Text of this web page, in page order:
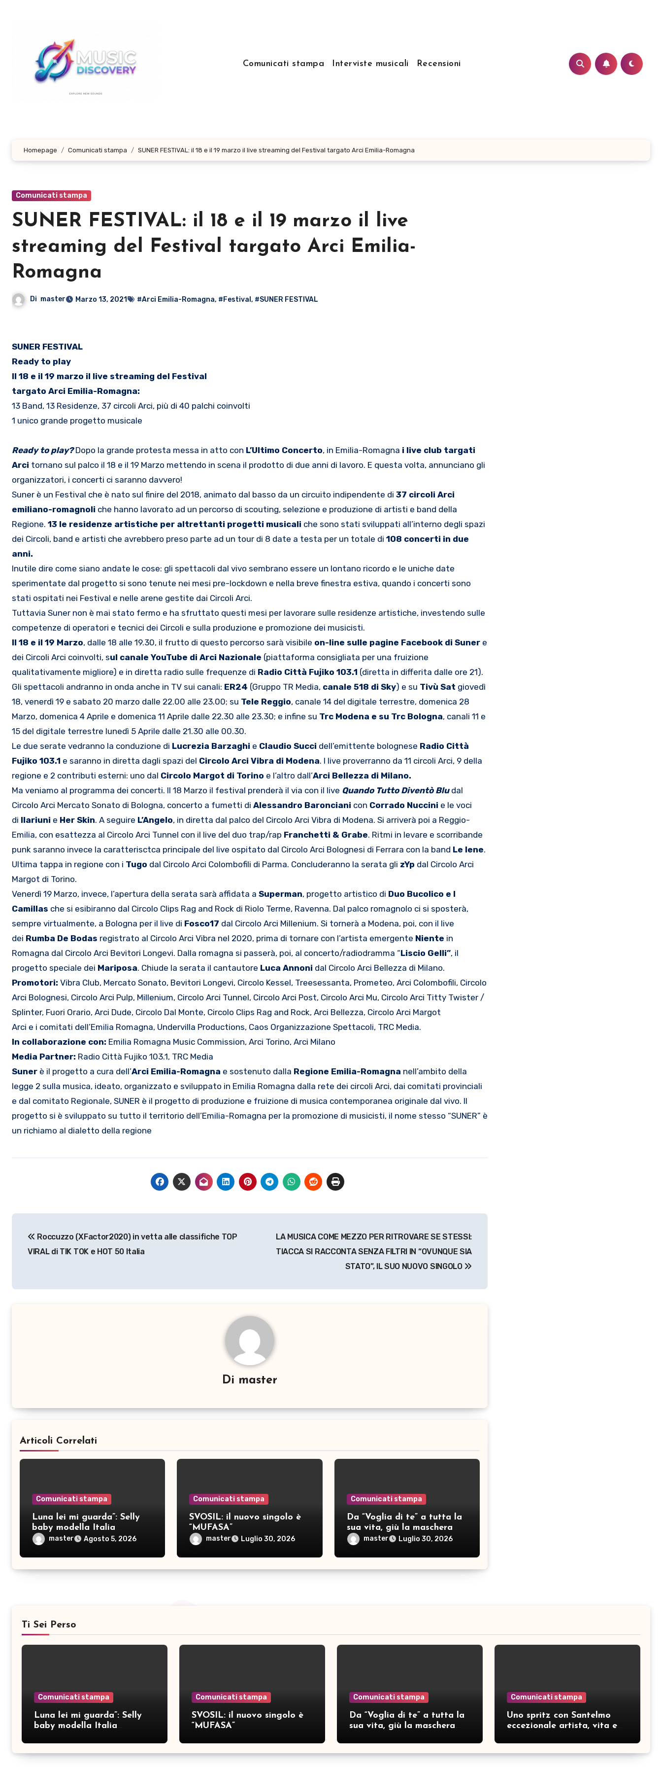
Comunicati stampa Interviste musicali Recensioni
Homepage Comunicati stampa SUNER FESTIVAL: il 18 e il 19 marzo il live streaming del Festival targato Arci Emilia-Romagna
Comunicati stampa
SUNER FESTIVAL: il 18 e il 19 marzo il live
streaming del Festival targato Arci Emilia-
Romagna
Di master Marzo 13, 2021 #Arci Emilia-Romagna, #Festival , #SUNER FESTIVAL
SUNER FESTIVAL
Ready to play
Il 18 e il 19 marzo il live streaming del Festival
targato Arci Emilia-Romagna:
13 Band, 13 Residenze, 37 circoli Arci, più di 40 palchi coinvolti
1 unico grande progetto musicale
Ready to play? Dopo la grande protesta messa in atto con L’Ultimo Concerto, in Emilia-Romagna i live club targati
Arci tornano sul palco il 18 e il 19 Marzo mettendo in scena il prodotto di due anni di lavoro. E questa volta, annunciano gli
organizzatori, i concerti ci saranno davvero!
Suner è un Festival che è nato sul finire del 2018, animato dal basso da un circuito indipendente di 37 circoli Arci
emiliano-romagnoli che hanno lavorato ad un percorso di scouting, selezione e produzione di artisti e band della
Regione. 13 le residenze artistiche per altrettanti progetti musicali che sono stati sviluppati all’interno degli spazi
dei Circoli, band e artisti che avrebbero preso parte ad un tour di 8 date a testa per un totale di 108 concerti in due
anni.
Inutile dire come siano andate le cose: gli spettacoli dal vivo sembrano essere un lontano ricordo e le uniche date
sperimentate dal progetto si sono tenute nei mesi pre-lockdown e nella breve finestra estiva, quando i concerti sono
stati ospitati nei Festival e nelle arene gestite dai Circoli Arci.
Tuttavia Suner non è mai stato fermo e ha sfruttato questi mesi per lavorare sulle residenze artistiche, investendo sulle
competenze di operatori e tecnici dei Circoli e sulla produzione e promozione dei musicisti.
Il 18 e il 19 Marzo, dalle 18 alle 19.30, il frutto di questo percorso sarà visibile on-line sulle pagine Facebook di Suner e
dei Circoli Arci coinvolti, sul canale YouTube di Arci Nazionale (piattaforma consigliata per una fruizione
qualitativamente migliore) e in diretta radio sulle frequenze di Radio Città Fujiko 103.1 (diretta in differita dalle ore 21).
Gli spettacoli andranno in onda anche in TV sui canali: ER24 (Gruppo TR Media, canale 518 di Sky) e su Tivù Sat giovedì
18, venerdì 19 e sabato 20 marzo dalle 22.00 alle 23.00; su Tele Reggio, canale 14 del digitale terrestre, domenica 28
Marzo, domenica 4 Aprile e domenica 11 Aprile dalle 22.30 alle 23.30; e infine su Trc Modena e su Trc Bologna, canali 11 e
15 del digitale terrestre lunedì 5 Aprile dalle 21.30 alle 00.30.
Le due serate vedranno la conduzione di Lucrezia Barzaghi e Claudio Succi dell’emittente bolognese Radio Città
Fujiko 103.1 e saranno in diretta dagli spazi del Circolo Arci Vibra di Modena. I live proverranno da 11 circoli Arci, 9 della
regione e 2 contributi esterni: uno dal Circolo Margot di Torino e l’altro dall’Arci Bellezza di Milano.
Ma veniamo al programma dei concerti. Il 18 Marzo il festival prenderà il via con il live Quando Tutto Diventò Bludal
Circolo Arci Mercato Sonato di Bologna, concerto a fumetti di Alessandro Baronciani con Corrado Nuccini e le voci
di Ilariuni e Her Skin. A seguire L’Angelo, in diretta dal palco del Circolo Arci Vibra di Modena. Si arriverà poi a Reggio-
Emilia, con esattezza al Circolo Arci Tunnel con il live del duo trap/rap Franchetti & Grabe. Ritmi in levare e scorribande
punk saranno invece la caratterisctca principale del live ospitato dal Circolo Arci Bolognesi di Ferrara con la band Le Iene.
Ultima tappa in regione con i Tugo dal Circolo Arci Colombofili di Parma. Concluderanno la serata gli zYp dal Circolo Arci
Margot di Torino.
Venerdì 19 Marzo, invece, l’apertura della serata sarà affidata a Superman, progetto artistico di Duo Bucolico e I
Camillas che si esibiranno dal Circolo Clips Rag and Rock di Riolo Terme, Ravenna. Dal palco romagnolo ci si sposterà,
sempre virtualmente, a Bologna per il live di Fosco17 dal Circolo Arci Millenium. Si tornerà a Modena, poi, con il live
dei Rumba De Bodas registrato al Circolo Arci Vibra nel 2020, prima di tornare con l’artista emergente Niente in
Romagna dal Circolo Arci Bevitori Longevi. Dalla romagna si passerà, poi, al concerto/radiodramma “Liscio Gelli”, il
progetto speciale dei Mariposa. Chiude la serata il cantautore Luca Annoni dal Circolo Arci Bellezza di Milano.
Promotori: Vibra Club, Mercato Sonato, Bevitori Longevi, Circolo Kessel, Treesessanta, Prometeo, Arci Colombofili, Circolo
Arci Bolognesi, Circolo Arci Pulp, Millenium, Circolo Arci Tunnel, Circolo Arci Post, Circolo Arci Mu, Circolo Arci Titty Twister /
Splinter, Fuori Orario, Arci Dude, Circolo Dal Monte, Circolo Clips Rag and Rock, Arci Bellezza, Circolo Arci Margot
Arci e i comitati dell’Emilia Romagna, Undervilla Productions, Caos Organizzazione Spettacoli, TRC Media.
In collaborazione con: Emilia Romagna Music Commission, Arci Torino, Arci Milano
Media Partner: Radio Città Fujiko 103.1, TRC Media
Suner è il progetto a cura dell’Arci Emilia-Romagna e sostenuto dalla Regione Emilia-Romagna nell’ambito della
legge 2 sulla musica, ideato, organizzato e sviluppato in Emilia Romagna dalla rete dei circoli Arci, dai comitati provinciali
e dal comitato Regionale, SUNER è il progetto di produzione e fruizione di musica contemporanea originale dal vivo. Il
progetto si è sviluppato su tutto il territorio dell’Emilia-Romagna per la promozione di musicisti, il nome stesso “SUNER” è
un richiamo al dialetto della regione
articoli
Roccuzzo (XFactor2020) in vetta alle classifiche TOP
VIRAL di TIK TOK e HOT 50 Italia
LA MUSICA COME MEZZO PER RITROVARE SE STESSI:
TIACCA SI RACCONTA SENZA FILTRI IN “OVUNQUE SIA
STATO”, IL SUO NUOVO SINGOLO
Di master
Articoli Correlati
Comunicati stampa
Luna lei mi guarda”: Selly
baby modella Italia
pubblica nove brani inediti
master Agosto 5, 2026
Comunicati stampa
SVOSIL: il nuovo singolo è
“MUFASA”
master Luglio 30, 2026
Comunicati stampa
Da “Voglia di te” a tutta la
sua vita, giù la maschera
per SAMAR
master Luglio 30, 2026
Ti Sei Perso
Comunicati stampa
Luna lei mi guarda”: Selly
baby modella Italia
Comunicati stampa
SVOSIL: il nuovo singolo è
“MUFASA”
Comunicati stampa
Da “Voglia di te” a tutta la
sua vita, giù la maschera
Comunicati stampa
Uno spritz con Santelmo
eccezionale artista, vita e
ridere” (acoustic version)